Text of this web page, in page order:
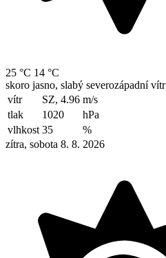
25 °C 14 °C
skoro jasno, slabý severozápadní vítr
vítr
SZ, 4.96 m/s
tlak
1020
hPa
vlhkost 35
%
zítra, sobota 8. 8. 2026